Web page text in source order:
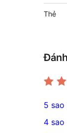
Thẻ
45
5-
5 sao
4 sao